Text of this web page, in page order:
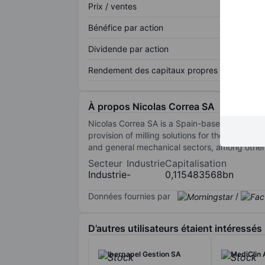
Prix / ventes
Bénéfice par action
Dividende par action
Rendement des capitaux propres
À propos Nicolas Correa SA
Nicolas Correa SA is a Spain-based
provision of milling solutions for the
and general mechanical sectors, among
Secteur
Industrie
Industrie
-
Capitalisation
0,115483568bn
Données fournies par /
D’autres utilisateurs étaient intéressés
Iberpapel Gestion SA MediClin